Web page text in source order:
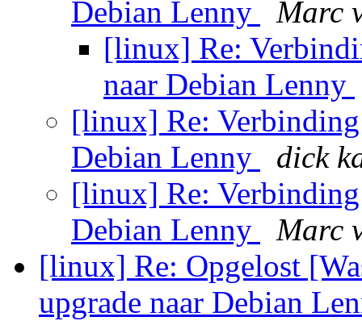
Debian Lenny
Marc
[linux] Re:
naar Debian Lenny
[linux] Re:
Debian Lenny
dick
[linux] Re:
Debian Lenny
Marc
[linux] Re: Opgelost
upgrade naar Debian